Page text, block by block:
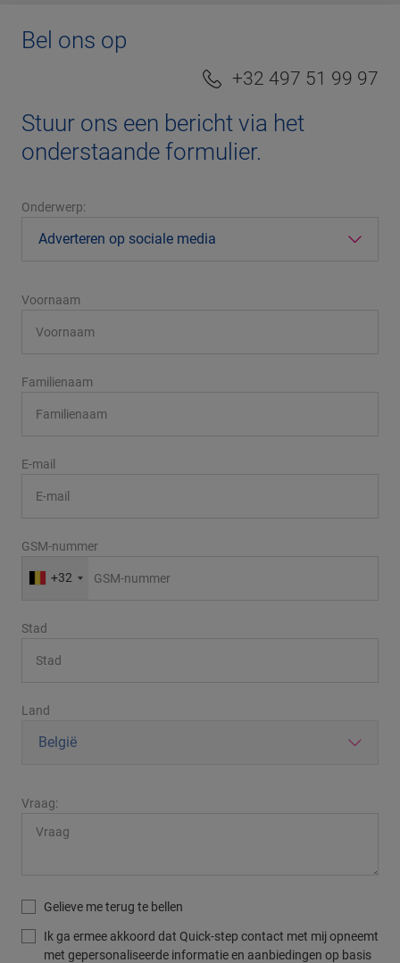
Bel ons op
+32 497 51 99 97
Stuur ons een bericht via het
onderstaande formulier.
Onderwerp:
Voornaam
Familienaam
E-mail
+32
GSM-nummer
Stad
Land
Vraag:
Gelieve me terug te bellen
Ik ga ermee akkoord dat Quick-step contact met mij opneemt
met gepersonaliseerde informatie en aanbiedingen op basis